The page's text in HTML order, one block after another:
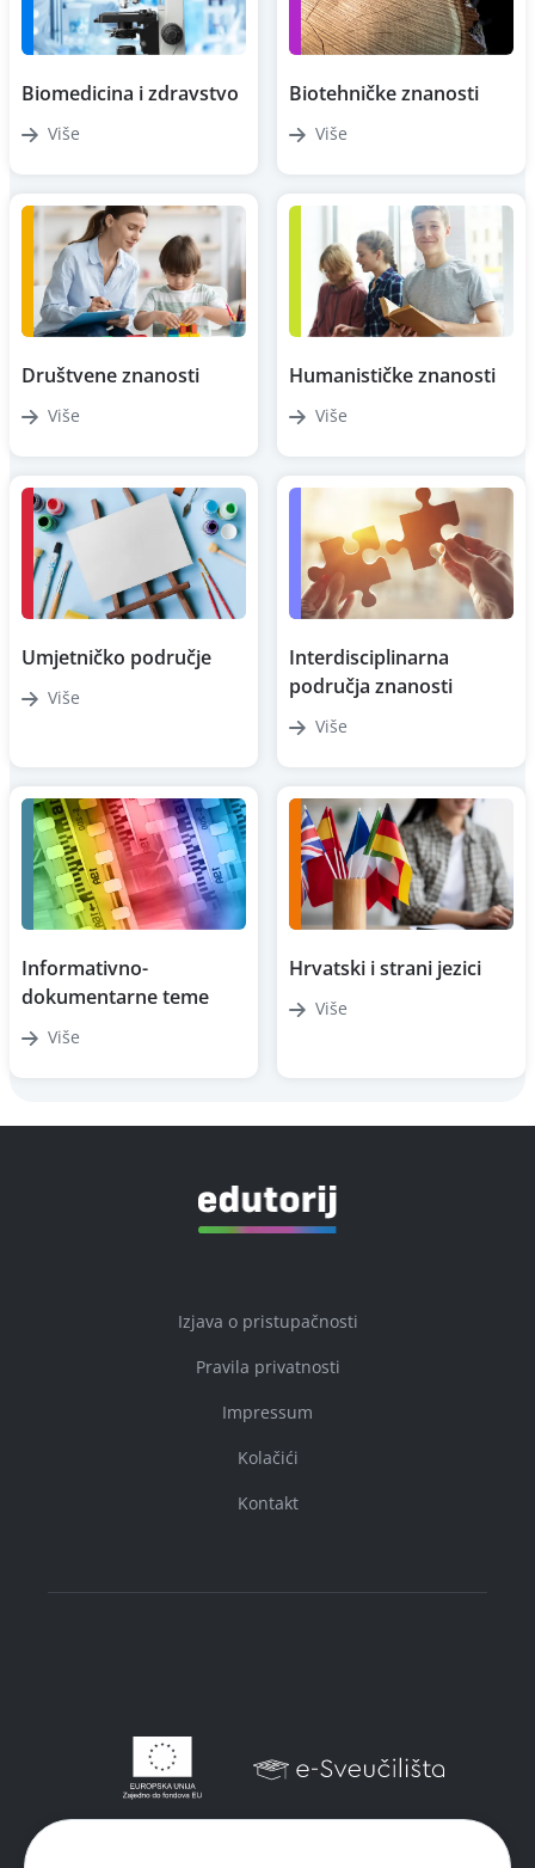
Biomedicina i zdravstvo
Više
Biotehničke znanosti
Više
Društvene znanosti
Više
Humanističke znanosti
Više
Umjetničko područje
Više
Interdisciplinarna
područja znanosti
Više
Informativno-
dokumentarne teme
Više
Hrvatski i strani jezici
Više
Izjava o pristupačnosti
Pravila privatnosti
Impressum
Kolačići
Kontakt